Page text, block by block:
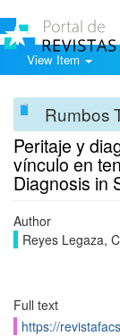
View Item
Rumbos
Peritaje y
vínculo en
Diagnosis in
Author
Reyes Legaza,
Full text
https://